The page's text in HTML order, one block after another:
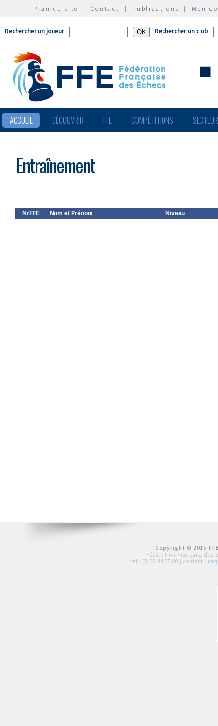
Plan du site | Contact | Publications | Mon
Rechercher un joueur Rechercher un club
ACCUEIL DÉCOUVRIR FFE COMPÉTITIONS
Entraînement
NrFFE Nom et Prénom Niveau
Copyright © 2015
Fédération Française des
tél : 01 39 44 65 80 | contact :